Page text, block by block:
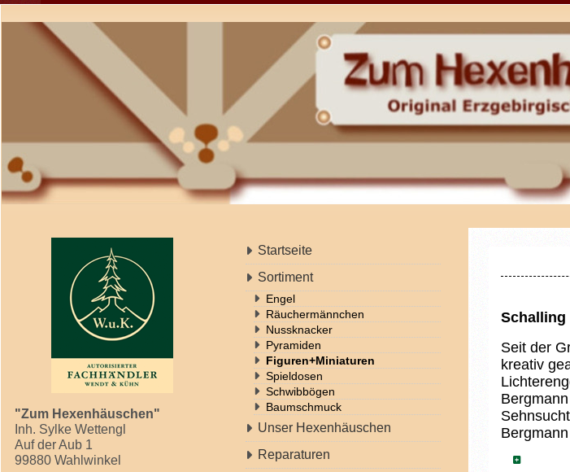
Startseite
Sortiment
Engel
Räuchermännchen
Nussknacker
Pyramiden
Figuren+Miniaturen
Spieldosen
Schwibbögen
Baumschmuck
Unser Hexenhäuschen
Reparaturen
"Zum Hexenhäuschen"
Inh. Sylke Wettengl
Auf der Aub 1
99880 Wahlwinkel
Schalling
Seit der
kreativ